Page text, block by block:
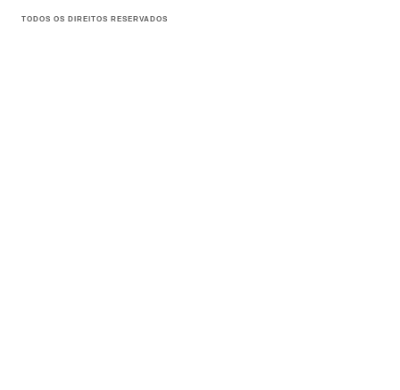
TODOS OS DIREITOS RESERVADOS